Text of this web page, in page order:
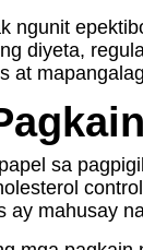
ngunit
diyeta,
at
sa
ay mahusay